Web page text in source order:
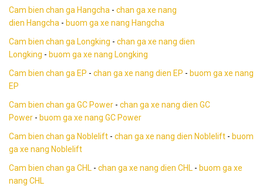
Cam bien chan ga Hangcha - chan ga xe nang
dien Hangcha - buom ga xe nang Hangcha
Cam bien chan ga Longking - chan ga xe nang dien
Longking - buom ga xe nang Longking
Cam bien chan ga EP - chan ga xe nang dien EP - buom ga xe nang
EP
Cam bien chan ga GC Power - chan ga xe nang dien GC
Power - buom ga xe nang GC Power
Cam bien chan ga Noblelift - chan ga xe nang dien Noblelift - buom
ga xe nang Noblelift
Cam bien chan ga CHL - chan ga xe nang dien CHL - buom ga xe
nang CHL